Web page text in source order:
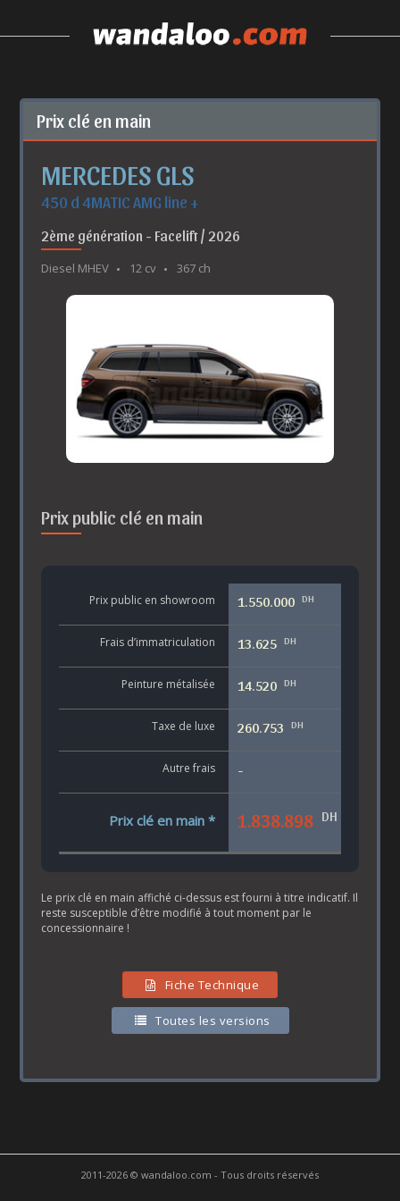
Prix clé en main
MERCEDES GLS
450 d 4MATIC AMG line +
2ème génération - Facelift / 2026
Diesel MHEV 12 cv 367 ch
Prix public clé en main
Prix public en showroom 1.550.000 DH
Frais d’immatriculation 13.625 DH
Peinture métalisée 14.520 DH
Taxe de luxe 260.753 DH
Autre frais -
Prix clé en main * 1.838.898 DH
Le prix clé en main affiché ci-dessus est fourni à titre indicatif. Il
reste susceptible d’être modifié à tout moment par le
concessionnaire !
Fiche Technique
Toutes les versions
2011-2026 © wandaloo.com - Tous droits réservés